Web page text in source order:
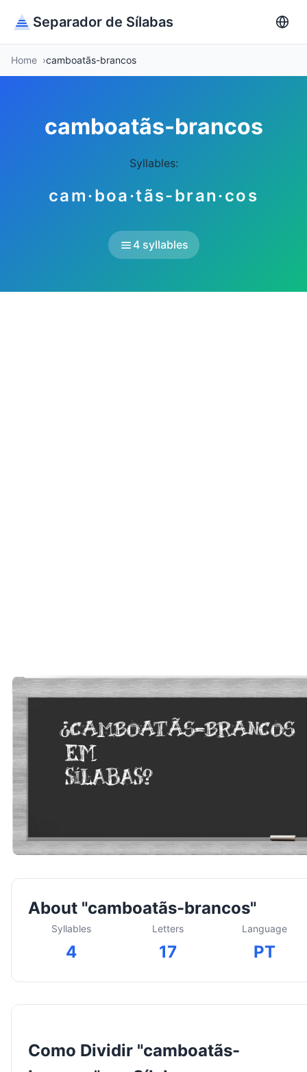
Separador de Sílabas
Home camboatãs-brancos
camboatãs-brancos
Syllables:
cam·boa·tãs-bran·cos
4 syllables
About "camboatãs-brancos"
Syllables
4
Letters
17
Language
PT
Como Dividir "camboatãs-